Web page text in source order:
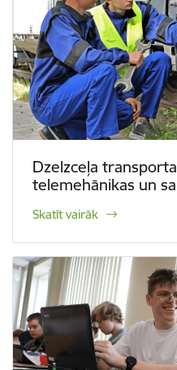
Dzelzceļa
telemehānikas un
Skatīt vairāk